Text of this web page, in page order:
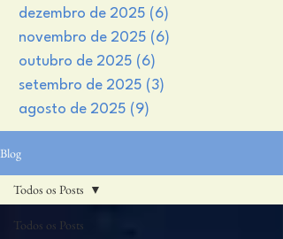
dezembro de 2025 (6)
novembro de 2025 (6)
outubro de 2025 (6)
setembro de 2025 (3)
agosto de 2025 (9)
Blog
Todos os Posts
Todos os Posts